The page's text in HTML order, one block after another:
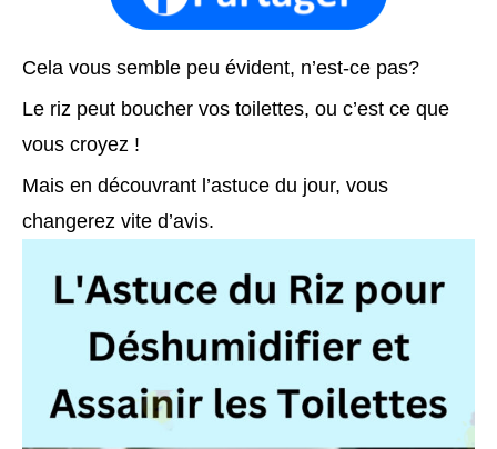
Cela vous semble peu évident, n’est-ce pas?
Le riz peut boucher vos toilettes, ou c’est ce que
vous croyez !
Mais en découvrant l’astuce du jour, vous
changerez vite d’avis.